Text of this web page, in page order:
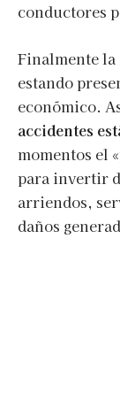
conductores
Finalmente la
estando
económico.
accidentes
momentos el
para invertir
arriendos,
daños